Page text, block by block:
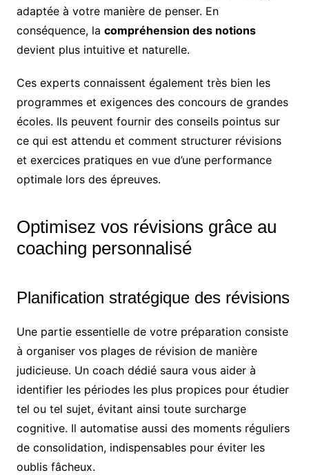
adaptée à votre manière de penser. En
conséquence, la compréhension des notions
devient plus intuitive et naturelle.
Ces experts connaissent également très bien les
programmes et exigences des concours de grandes
écoles. Ils peuvent fournir des conseils pointus sur
ce qui est attendu et comment structurer révisions
et exercices pratiques en vue d’une performance
optimale lors des épreuves.
Optimisez vos révisions grâce au
coaching personnalisé
Planification stratégique des révisions
Une partie essentielle de votre préparation consiste
à organiser vos plages de révision de manière
judicieuse. Un coach dédié saura vous aider à
identifier les périodes les plus propices pour étudier
tel ou tel sujet, évitant ainsi toute surcharge
cognitive. Il automatise aussi des moments réguliers
de consolidation, indispensables pour éviter les
oublis fâcheux.